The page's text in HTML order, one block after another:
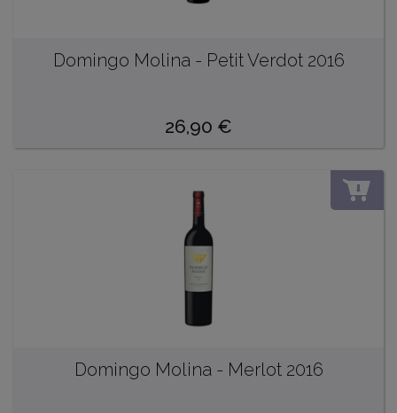
Domingo Molina - Petit Verdot 2016
26,90 €
Domingo Molina - Merlot 2016